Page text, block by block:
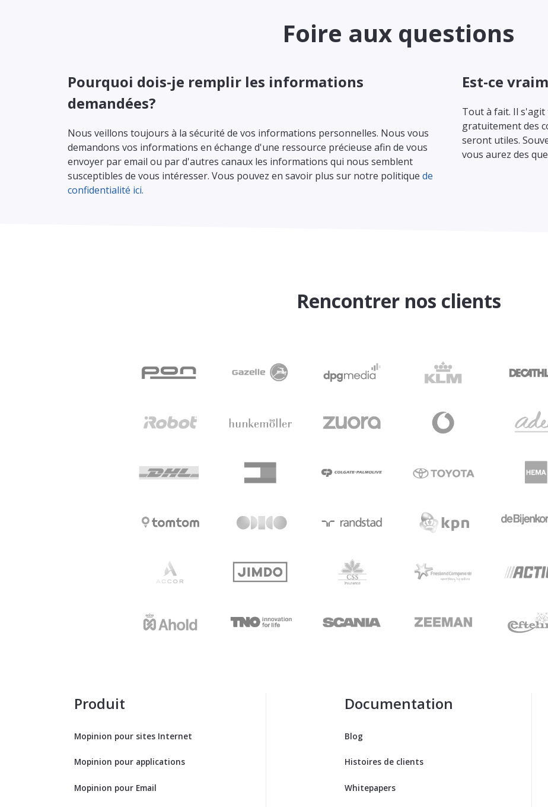
Foire aux questions
Pourquoi dois-je remplir les informations
demandées?
Nous veillons toujours à la sécurité de vos informations personnelles. Nous vous
demandons vos informations en échange d'une ressource précieuse afin de vous
envoyer par email ou par d'autres canaux les informations qui nous semblent
susceptibles de vous intéresser. Vous pouvez en savoir plus sur notre politique de
confidentialité ici.
Est-ce
Tout à fait. Il
gratuitement des
seront utiles.
vous aurez des
Rencontrer nos clients
Produit
Mopinion pour sites Internet
Mopinion pour applications
Mopinion pour Email
Documentation
Blog
Histoires de clients
Whitepapers